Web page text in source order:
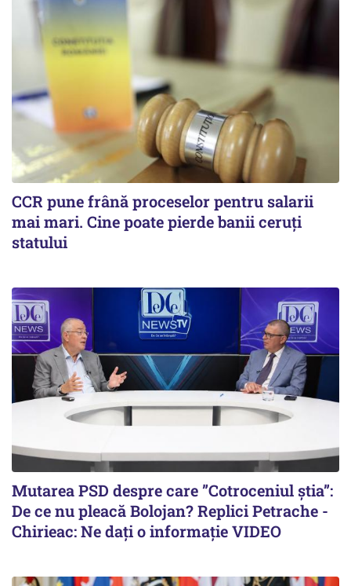
CCR pune frână proceselor pentru salarii
mai mari. Cine poate pierde banii ceruți
statului
Mutarea PSD despre care ”Cotroceniul știa”:
De ce nu pleacă Bolojan? Replici Petrache -
Chirieac: Ne dați o informație VIDEO